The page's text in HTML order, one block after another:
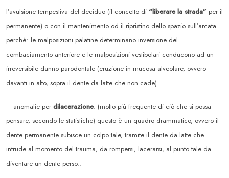
l’avulsione tempestiva del deciduo (il concetto di “liberare la strada” per il
permanente) o con il mantenimento od il ripristino dello spazio sull’arcata
perchè: le malposizioni palatine determinano inversione del
combaciamento anteriore e le malposizioni vestibolari conducono ad un
irreversibile danno parodontale (eruzione in mucosa alveolare, ovvero
davanti in alto, sopra il dente da latte che non cade).
– anomalie per dilacerazione: (molto più frequente di ciò che si possa
pensare, secondo le statistiche) questo è un quadro drammatico, ovvero il
dente permanente subisce un colpo tale, tramite il dente da latte che
intrude al momento del trauma, da rompersi, lacerarsi, al punto tale da
diventare un dente perso..